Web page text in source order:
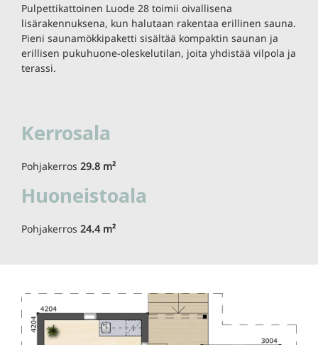
Pulpettikattoinen Luode 28 toimii oivallisena
lisärakennuksena, kun halutaan rakentaa erillinen sauna.
Pieni saunamökkipaketti sisältää kompaktin saunan ja
erillisen pukuhuone-oleskelutilan, joita yhdistää vilpola ja
terassi.
Kerrosala
Pohjakerros 29.8 m²
Huoneistoala
Pohjakerros 24.4 m²